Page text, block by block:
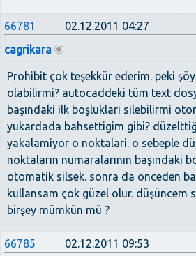
66781
02.12.2011 04:27
cagrikara
Prohibit çok teşekkür ederim. peki
olabilirmi? autocaddeki tüm text
başındaki ilk boşlukları silebilirmi
yukardada bahsettigim gibi?
yakalamiyor o noktalari. o sebeple
noktaların numaralarının başındaki
otomatik silsek. sonra da önceden
kullansam çok güzel olur. düşüncem
birşey mümkün mü ?
66785
02.12.2011 09:53